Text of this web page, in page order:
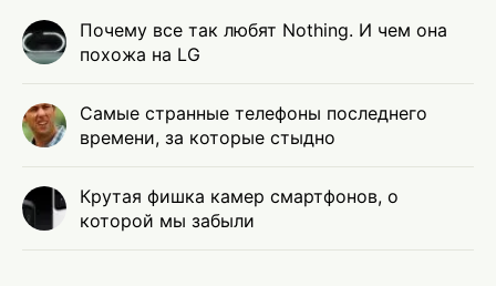
Почему все так любят Nothing. И чем она
похожа на LG
Самые странные телефоны последнего
времени, за которые стыдно
Крутая фишка камер смартфонов, о
которой мы забыли